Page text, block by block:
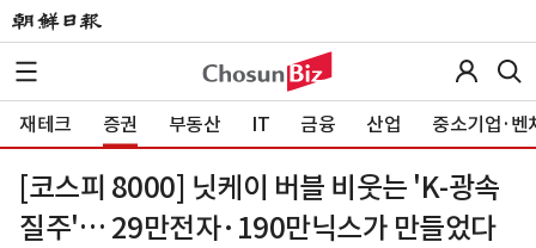
재테크 증권 부동산 IT 금융 산업 중소기업·벤
[코스피 8000] 닛케이 버블 비웃는 'K-광속
질주'… 29만전자·190만닉스가 만들었다